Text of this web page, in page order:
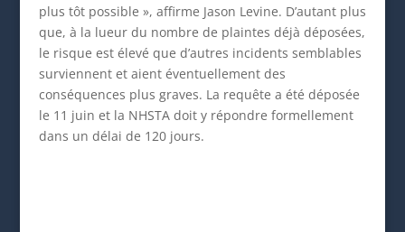
plus tôt possible », affirme Jason Levine. D’autant plus
que, à la lueur du nombre de plaintes déjà déposées,
le risque est élevé que d’autres incidents semblables
surviennent et aient éventuellement des
conséquences plus graves. La requête a été déposée
le 11 juin et la NHSTA doit y répondre formellement
dans un délai de 120 jours.